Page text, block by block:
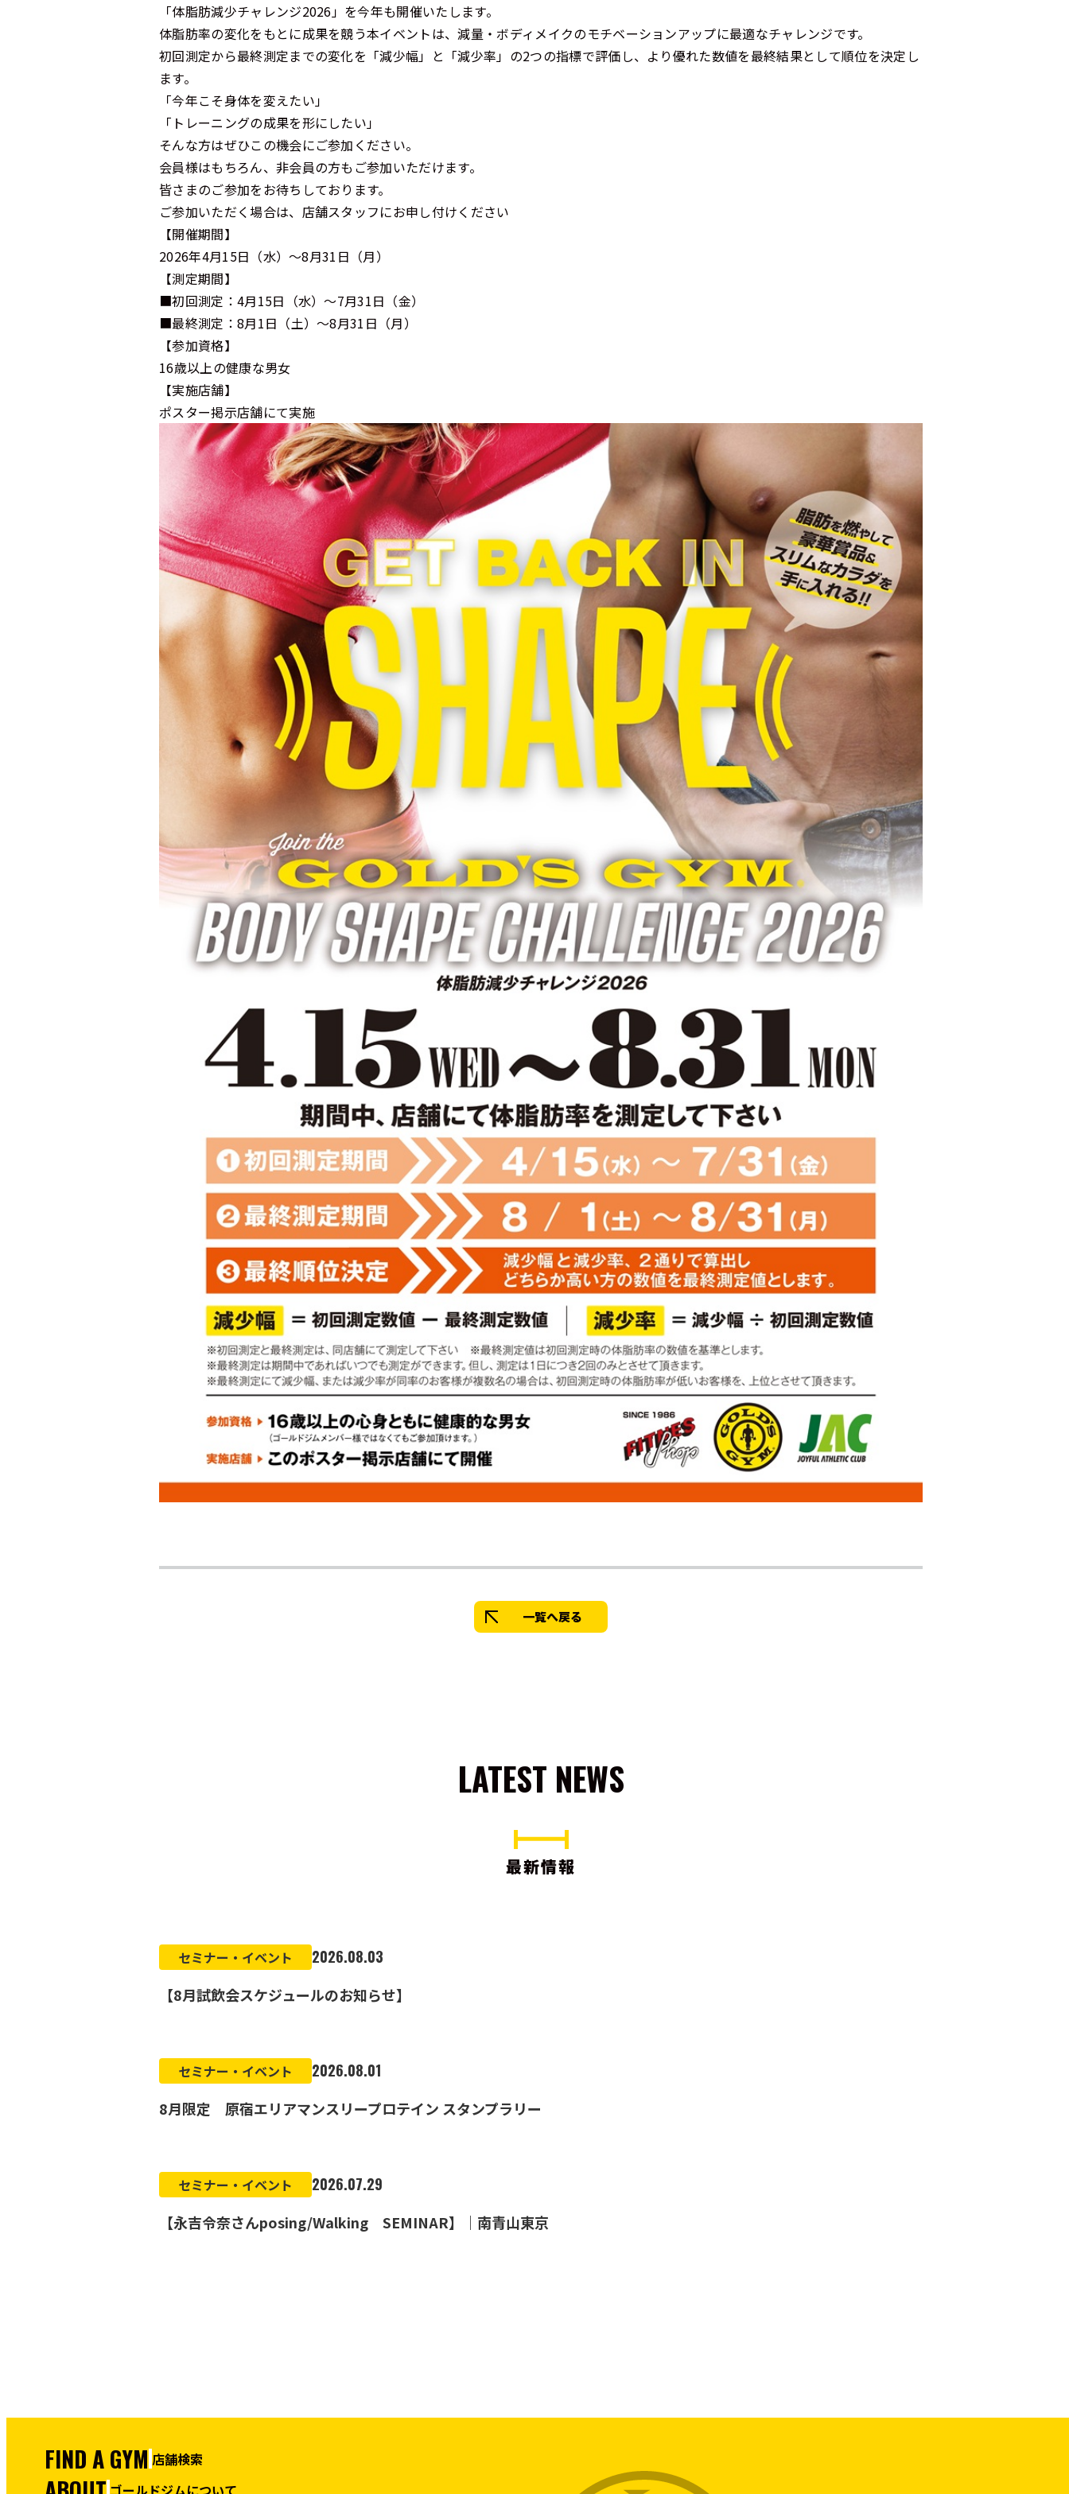
「体脂肪減少チャレンジ2026」を今年も開催いたします。
体脂肪率の変化をもとに成果を競う本イベントは、減量・ボディメイクのモチベーションアップに最適なチャレンジです。
初回測定から最終測定までの変化を「減少幅」と「減少率」の2つの指標で評価し、より優れた数値を最終結果として順位を決定し
ます。
「今年こそ身体を変えたい」
「トレーニングの成果を形にしたい」
そんな方はぜひこの機会にご参加ください。
会員様はもちろん、非会員の方もご参加いただけます。
皆さまのご参加をお待ちしております。
ご参加いただく場合は、店舗スタッフにお申し付けください
【開催期間】
2026年4月15日（水）～8月31日（月）
【測定期間】
■初回測定：4月15日（水）～7月31日（金）
■最終測定：8月1日（土）～8月31日（月）
【参加資格】
16歳以上の健康な男女
【実施店舗】
ポスター掲示店舗にて実施
一覧へ戻る
LATEST NEWS
最新情報
セミナー・イベント
2026.08.03
【8月試飲会スケジュールのお知らせ】
セミナー・イベント
2026.08.01
8月限定 原宿エリアマンスリープロテイン スタンプラリー
セミナー・イベント
2026.07.29
【永吉令奈さんposing/Walking SEMINAR】｜南青山東京
FIND A GYM 店舗検索
ゴールドジムについて